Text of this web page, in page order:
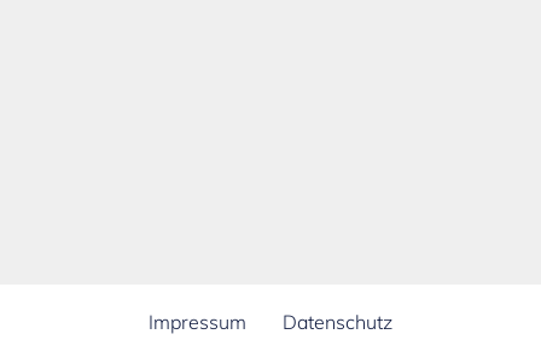
Impressum Datenschutz